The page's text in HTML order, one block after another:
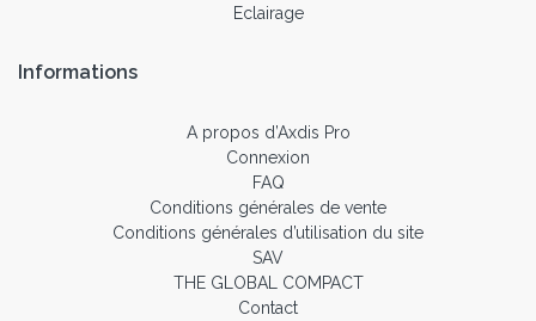
Eclairage
Informations
A propos d’Axdis Pro
Connexion
FAQ
Conditions générales de vente
Conditions générales d’utilisation du site
SAV
THE GLOBAL COMPACT
Contact